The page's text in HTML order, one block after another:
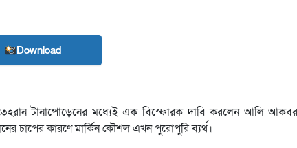
Download
তেহরান টানাপোড়েনের মধ্যেই এক বিস্ফোরক দাবি করলেন আলি আকবর
চাপের কারণে মার্কিন কৌশল এখন পুরোপুরি ব্যর্থ।